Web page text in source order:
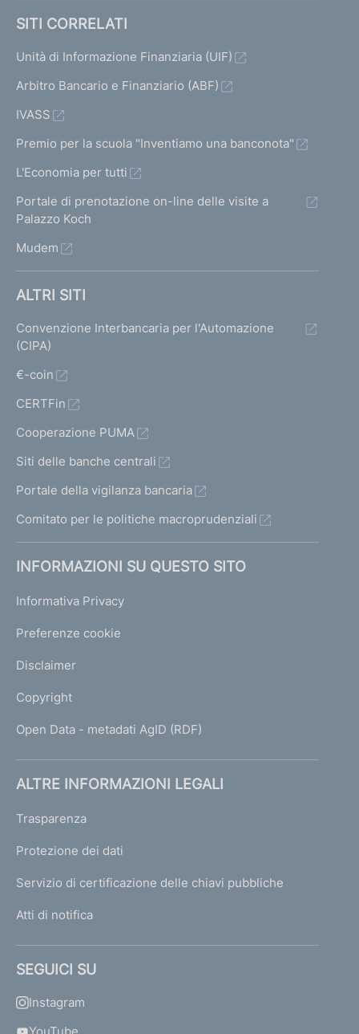
SITI CORRELATI
Unità di Informazione Finanziaria (UIF)
Arbitro Bancario e Finanziario (ABF)
IVASS
Premio per la scuola "Inventiamo una banconota"
L'Economia per tutti
Portale di prenotazione on-line delle visite a
Palazzo Koch
Mudem
ALTRI SITI
Convenzione Interbancaria per l'Automazione
(CIPA)
€-coin
CERTFin
Cooperazione PUMA
Siti delle banche centrali
Portale della vigilanza bancaria
Comitato per le politiche macroprudenziali
INFORMAZIONI SU QUESTO SITO
Informativa Privacy
Preferenze cookie
Disclaimer
Copyright
Open Data - metadati AgID (RDF)
ALTRE INFORMAZIONI LEGALI
Trasparenza
Protezione dei dati
Servizio di certificazione delle chiavi pubbliche
Atti di notifica
SEGUICI SU
Instagram